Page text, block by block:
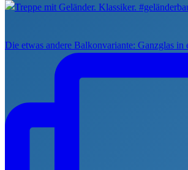
Die etwas andere Balkonvariante: Ganzglas in